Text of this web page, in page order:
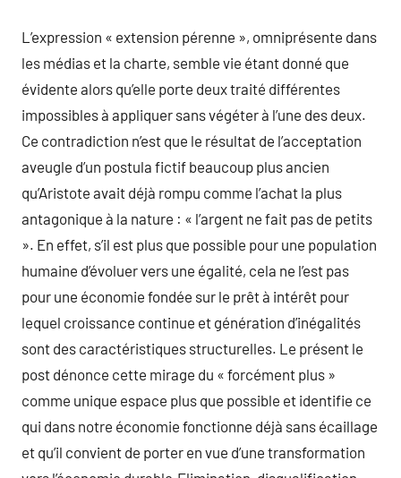
L’expression « extension pérenne », omniprésente dans
les médias et la charte, semble vie étant donné que
évidente alors qu’elle porte deux traité différentes
impossibles à appliquer sans végéter à l’une des deux.
Ce contradiction n’est que le résultat de l’acceptation
aveugle d’un postula fictif beaucoup plus ancien
qu’Aristote avait déjà rompu comme l’achat la plus
antagonique à la nature : « l’argent ne fait pas de petits
». En effet, s’il est plus que possible pour une population
humaine d’évoluer vers une égalité, cela ne l’est pas
pour une économie fondée sur le prêt à intérêt pour
lequel croissance continue et génération d’inégalités
sont des caractéristiques structurelles. Le présent le
post dénonce cette mirage du « forcément plus »
comme unique espace plus que possible et identifie ce
qui dans notre économie fonctionne déjà sans écaillage
et qu’il convient de porter en vue d’une transformation